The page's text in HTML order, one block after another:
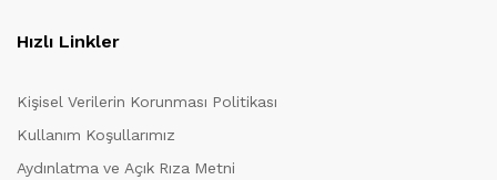
Hızlı Linkler
Kişisel Verilerin Korunması Politikası
Kullanım Koşullarımız
Aydınlatma ve Açık Rıza Metni